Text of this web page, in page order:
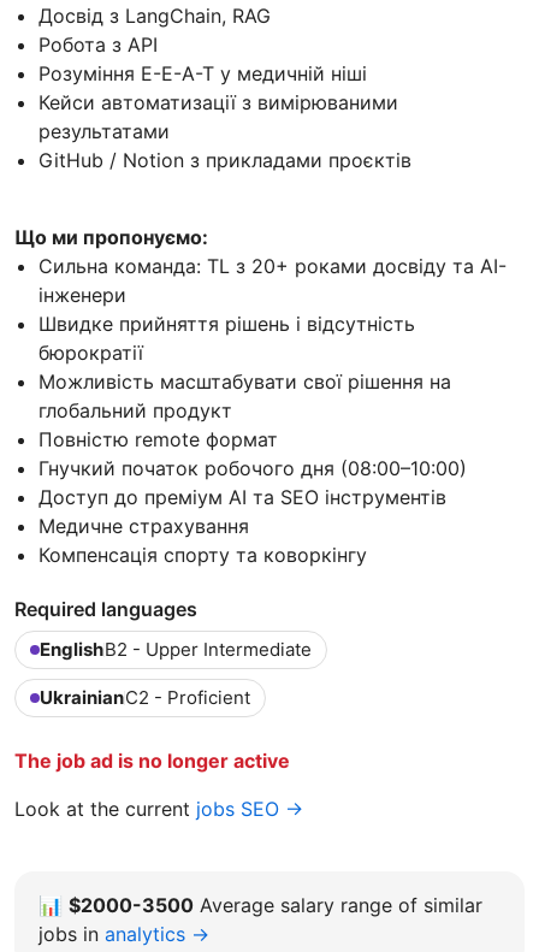
Досвід з LangChain, RAG
Робота з API
Розуміння E-E-A-T у медичній ніші
Кейси автоматизації з вимірюваними
результатами
GitHub / Notion з прикладами проєктів
Що ми пропонуємо:
Сильна команда: TL з 20+ роками досвіду та AI-
інженери
Швидке прийняття рішень і відсутність
бюрократії
Можливість масштабувати свої рішення на
глобальний продукт
Повністю remote формат
Гнучкий початок робочого дня (08:00–10:00)
Доступ до преміум AI та SEO інструментів
Медичне страхування
Компенсація спорту та коворкінгу
Required languages
EnglishB2 - Upper Intermediate
UkrainianC2 - Proficient
The job ad is no longer active
Look at the current jobs SEO →
📊 $2000-3500 Average salary range of similar
jobs in analytics →